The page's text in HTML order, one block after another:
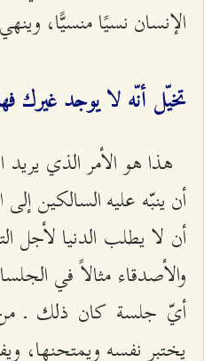
الإنسان نسيًا منسيًّا،
تخيّل أنّه لا يوجد غيرك
هذا هو الأمر الذي يريد
أن ينبّه عليه السالكين
أن لا يطلب الدنيا لأجل
والأصدقاء مثالاً في
أيّ جلسة كان ذلك ـ من
يختبر نفسه ويمتحنها،